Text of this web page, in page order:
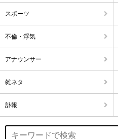
スポーツ
不倫・浮気
アナウンサー
雑ネタ
訃報